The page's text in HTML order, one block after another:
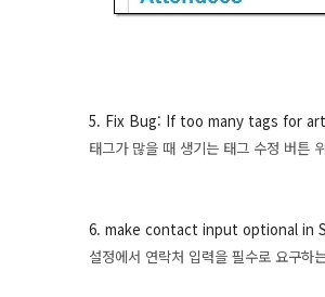
5. Fix Bug: If too many tags for
태그가 많을 때 생기는 태그 수정 버튼
6. make contact input optional in
설정에서 연락처 입력을 필수로 요구하